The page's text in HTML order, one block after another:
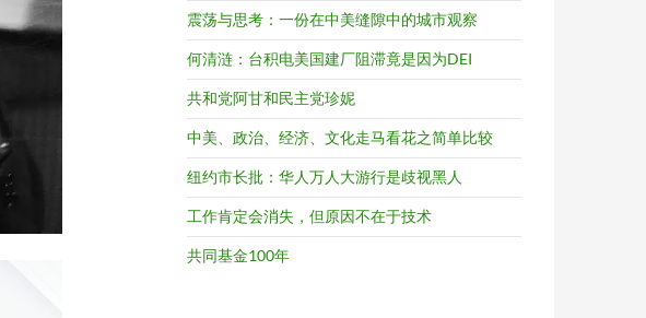
震荡与思考：一份在中美缝隙中的城市观察
何清涟：台积电美国建厂阻滞竟是因为DEI
共和党阿甘和民主党珍妮
中美、政治、经济、文化走马看花之简单比较
纽约市长批：华人万人大游行是歧视黑人
工作肯定会消失，但原因不在于技术
共同基金100年